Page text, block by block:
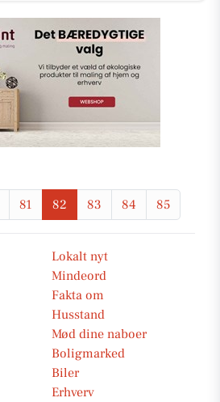
81 82 83 84 85
Lokalt nyt
Mindeord
Fakta om
Husstand
Mød dine naboer
Boligmarked
Biler
Erhverv